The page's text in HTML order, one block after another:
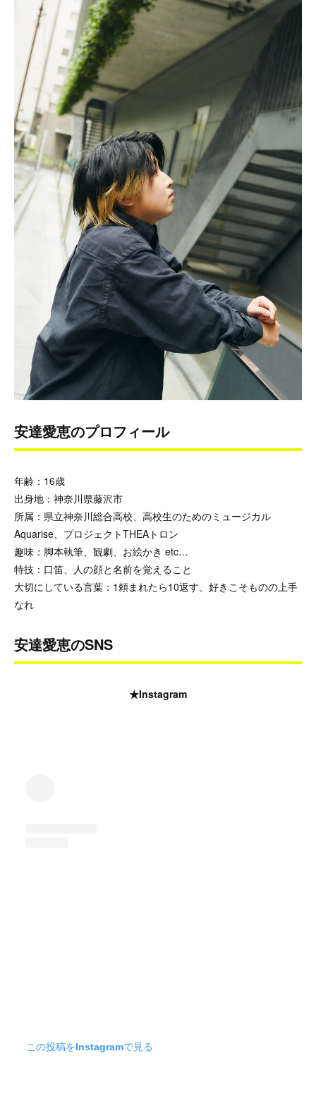
安達愛恵のプロフィール
年齢：16歳
出身地：神奈川県藤沢市
所属：県立神奈川総合高校、高校生のためのミュージカル
Aquarise、プロジェクトTHEAトロン
趣味：脚本執筆、観劇、お絵かき etc…
特技：口笛、人の顔と名前を覚えること
大切にしている言葉：1頼まれたら10返す、好きこそものの上手
なれ
安達愛恵のSNS
★Instagram
この投稿をInstagramで見る